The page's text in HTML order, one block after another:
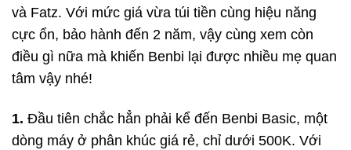
và Fatz. Với mức giá vừa túi tiền cùng hiệu năng
cực ổn, bảo hành đến 2 năm, vậy cùng xem còn
điều gì nữa mà khiến Benbi lại được nhiều mẹ quan
tâm vậy nhé!
1. Đầu tiên chắc hẳn phải kể đến Benbi Basic, một
dòng máy ở phân khúc giá rẻ, chỉ dưới 500K. Với